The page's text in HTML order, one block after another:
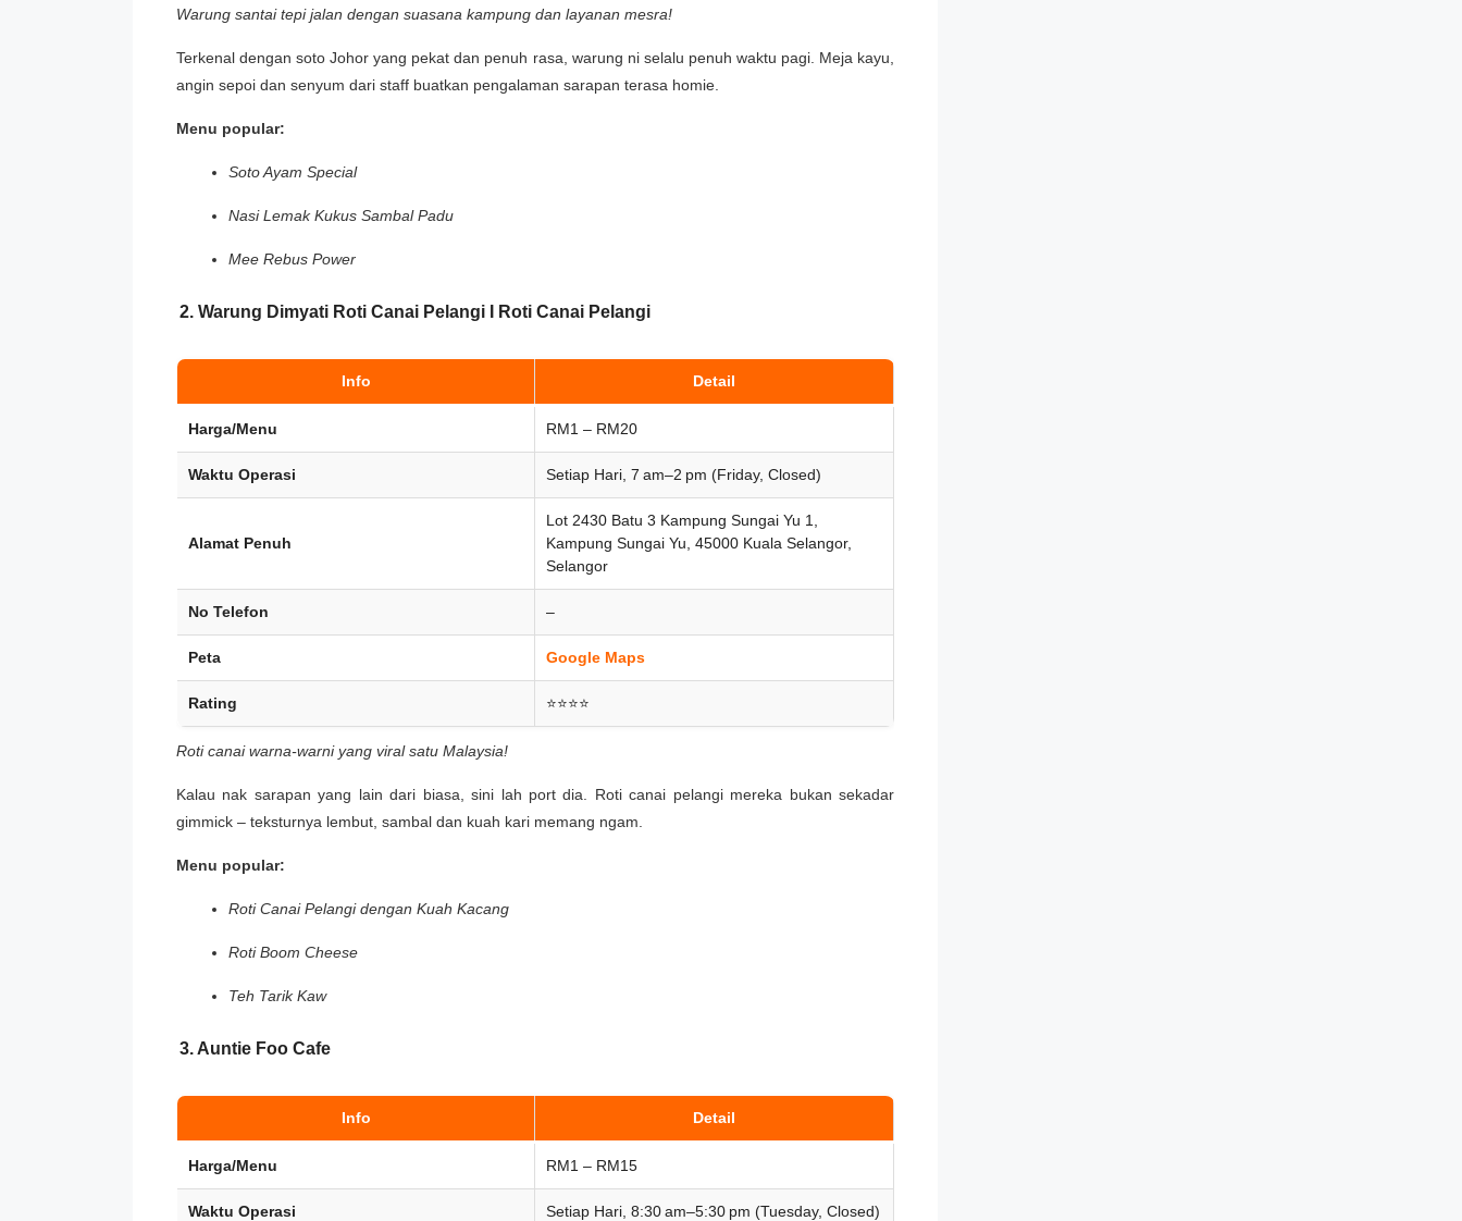
Warung santai tepi jalan dengan suasana kampung dan layanan mesra!
Terkenal dengan soto Johor yang pekat dan penuh rasa, warung ni selalu penuh waktu pagi. Meja kayu,
angin sepoi dan senyum dari staff buatkan pengalaman sarapan terasa homie.
Menu popular:
Soto Ayam Special
Nasi Lemak Kukus Sambal Padu
Mee Rebus Power
2. Warung Dimyati Roti Canai Pelangi I Roti Canai Pelangi
Info Detail
Harga/Menu RM1 – RM20
Waktu Operasi Setiap Hari, 7 am–2 pm (Friday, Closed)
Alamat Penuh
Lot 2430 Batu 3 Kampung Sungai Yu 1,
Kampung Sungai Yu, 45000 Kuala Selangor,
Selangor
No Telefon –
Peta Google Maps
Rating ⭐⭐⭐⭐
Roti canai warna-warni yang viral satu Malaysia!
Kalau nak sarapan yang lain dari biasa, sini lah port dia. Roti canai pelangi mereka bukan sekadar
gimmick – teksturnya lembut, sambal dan kuah kari memang ngam.
Menu popular:
Roti Canai Pelangi dengan Kuah Kacang
Roti Boom Cheese
Teh Tarik Kaw
3. Auntie Foo Cafe
Info Detail
Harga/Menu RM1 – RM15
Waktu Operasi Setiap Hari, 8:30 am–5:30 pm (Tuesday, Closed)